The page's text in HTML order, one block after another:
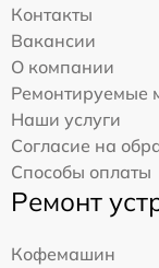
Контакты
Вакансии
О компании
Ремонтируемые
Наши услуги
Согласие на
Способы оплаты
Ремонт
Кофемашин